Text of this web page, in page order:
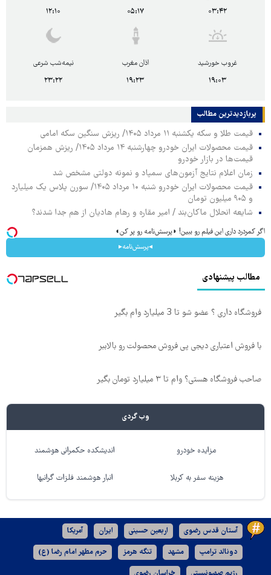
۰۳:۴۲
۰۵:۱۷
۱۲:۱۰
غروب خورشید
۱۹:۰۳
اذان مغرب
۱۹:۲۳
نیمه‌شب شرعی
۲۳:۲۲
پربازدیدترین‌ مطالب
قیمت طلا و سکه یکشنبه ۱۱ مرداد ۱۴۰۵/ ریزش سنگین سکه امامی
قیمت محصولات ایران خودرو چهارشنبه ۱۴ مرداد ۱۴۰۵/ ریزش همزمان
قیمت‌ها در بازار خودرو
زمان اعلام نتایج آزمون‌های سمپاد و نمونه دولتی مشخص شد
قیمت محصولات ایران خودرو شنبه ۱۰ مرداد ۱۴۰۵/ سورن پلاس یک میلیارد
و ۹۰۵ میلیون تومان
شایعه انحلال ماکان‌بند / امیر مقاره و رهام هادیان از هم جدا شدند؟
اگر کمردرد داری این فیلم رو ببین! ◗پرسش‌نامه رو پر کن◖
◂پرسش‌نامه▸
مطالب پیشنهادی
فروشگاه داری ؟ عضو شو تا 3 میلیارد وام بگیر
با فروش اعتباری دیجی پی فروش محصولت رو بالاببر
صاحب فروشگاه هستی؟ وام تا ۳ میلیارد تومان بگیر
وب گردی
مزایده خودرو اندیشکده حکمرانی هوشمند
هزینه سفر به کربلا انبار هوشمند فلزات گرانبها
آستان قدس رضوی اربعین حسینی ایران آمریکا
دونالد ترامپ مشهد تنگه هرمز حرم مطهر امام رضا (ع)